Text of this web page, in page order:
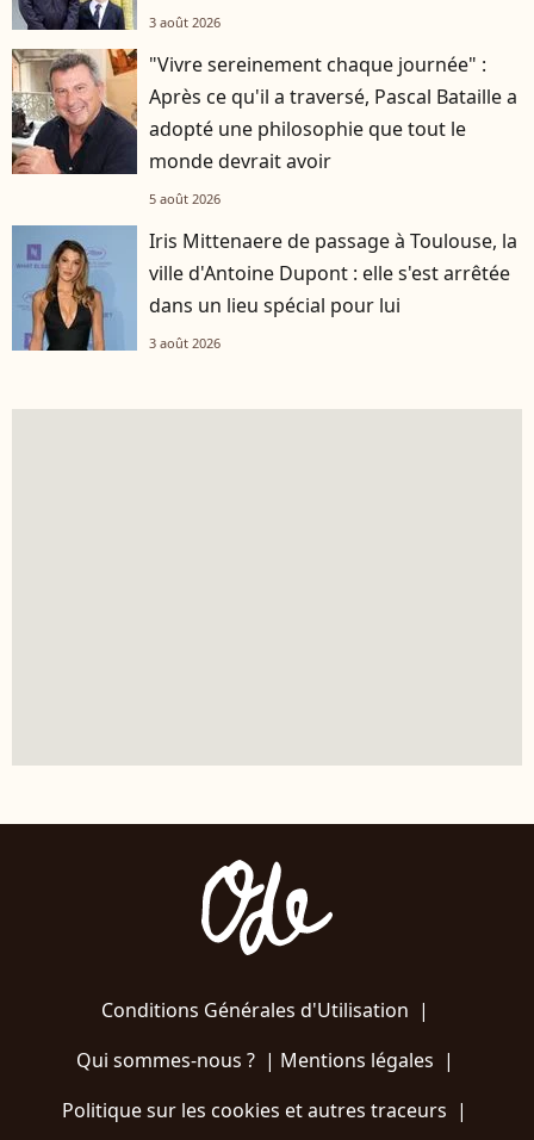
3 août 2026
"Vivre sereinement chaque journée" :
Après ce qu'il a traversé, Pascal Bataille a
adopté une philosophie que tout le
monde devrait avoir
5 août 2026
Iris Mittenaere de passage à Toulouse, la
ville d'Antoine Dupont : elle s'est arrêtée
dans un lieu spécial pour lui
3 août 2026
Conditions Générales d'Utilisation |
Qui sommes-nous ?| Mentions légales |
Politique sur les cookies et autres traceurs |